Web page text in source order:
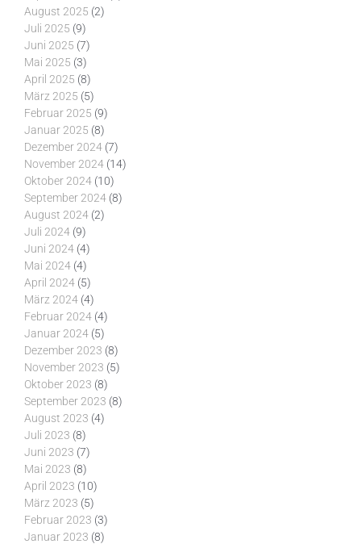
August 2025 (2)
Juli 2025 (9)
Juni 2025 (7)
Mai 2025 (3)
April 2025 (8)
März 2025 (5)
Februar 2025 (9)
Januar 2025 (8)
Dezember 2024 (7)
November 2024 (14)
Oktober 2024 (10)
September 2024 (8)
August 2024 (2)
Juli 2024 (9)
Juni 2024 (4)
Mai 2024 (4)
April 2024 (5)
März 2024 (4)
Februar 2024 (4)
Januar 2024 (5)
Dezember 2023 (8)
November 2023 (5)
Oktober 2023 (8)
September 2023 (8)
August 2023 (4)
Juli 2023 (8)
Juni 2023 (7)
Mai 2023 (8)
April 2023 (10)
März 2023 (5)
Februar 2023 (3)
Januar 2023 (8)